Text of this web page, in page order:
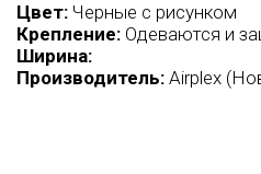
Цвет: Черные с рисунком
Крепление: Одеваются и
Ширина:
Производитель: Airplex